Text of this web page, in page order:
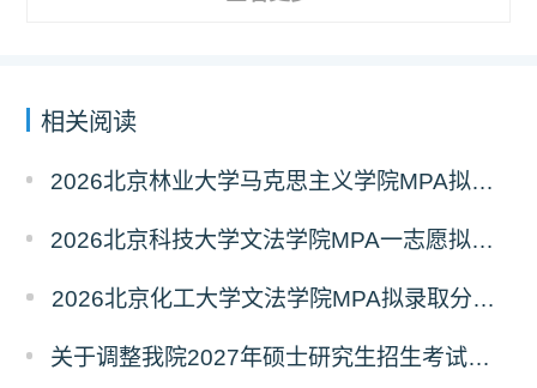
相关阅读
2026北京林业大学马克思主义学院MPA拟录取分析解读
2026北京科技大学文法学院MPA一志愿拟录取分析解读
2026北京化工大学文法学院MPA拟录取分析解读
关于调整我院2027年硕士研究生招生考试科目及参考书的通知